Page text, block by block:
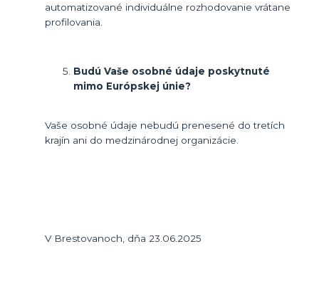
automatizované individuálne rozhodovanie vrátane
profilovania.
Budú Vaše osobné údaje poskytnuté
mimo Európskej únie?
Vaše osobné údaje nebudú prenesené do tretích
krajín ani do medzinárodnej organizácie.
V Brestovanoch, dňa 23.06.2025